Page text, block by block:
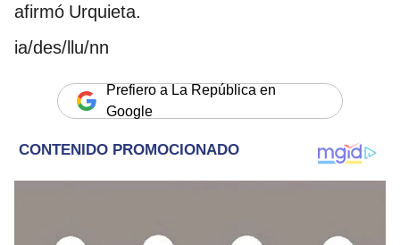
afirmó Urquieta.
ia/des/llu/nn
Prefiero a La República en
Google